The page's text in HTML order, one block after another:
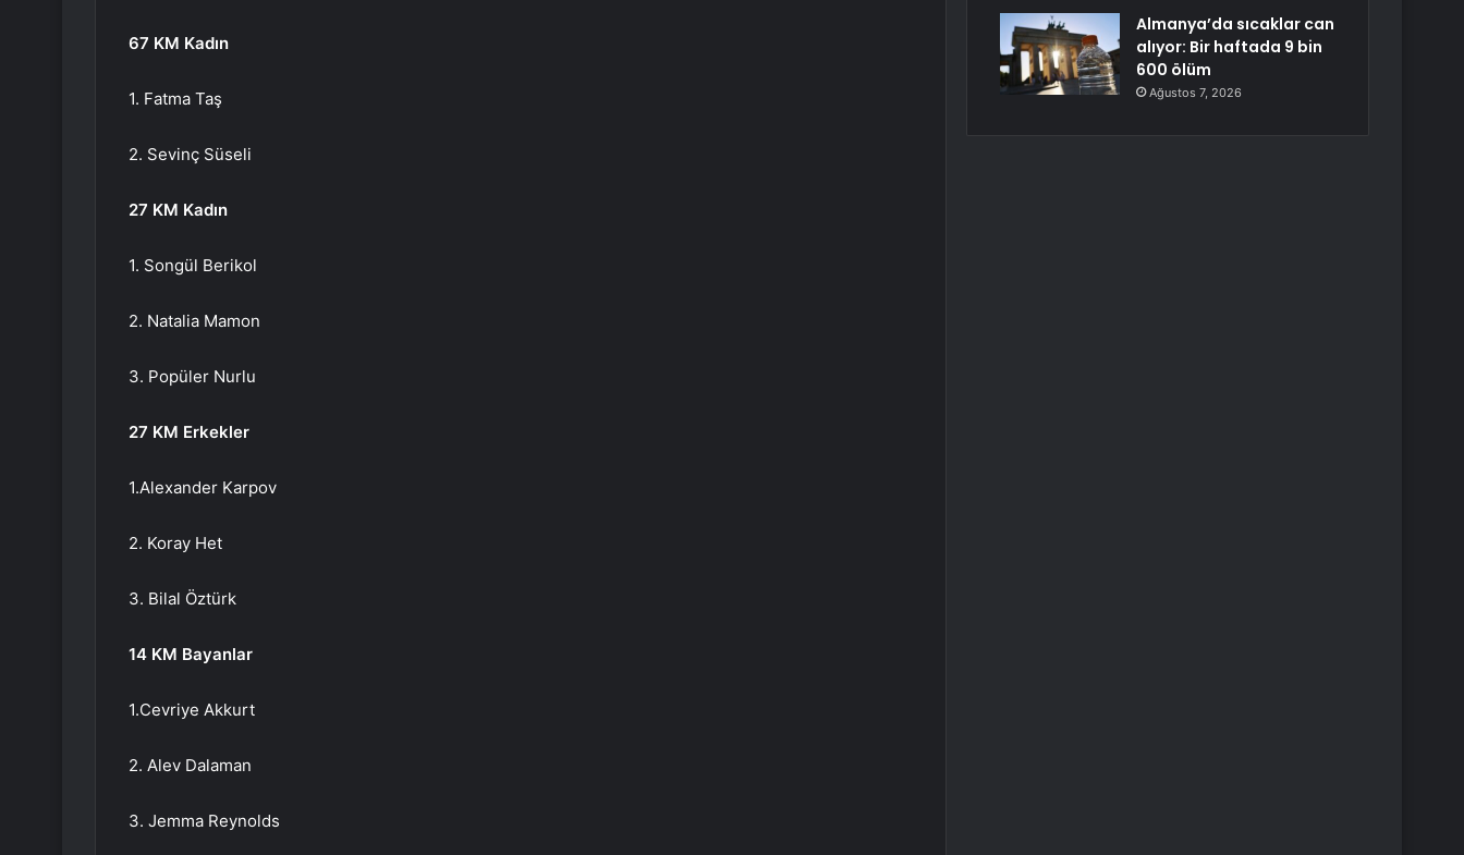
67 KM Kadın
1. Fatma Taş
2. Sevinç Süseli
27 KM Kadın
1. Songül Berikol
2. Natalia Mamon
3. Popüler Nurlu
27 KM Erkekler
1.Alexander Karpov
2. Koray Het
3. Bilal Öztürk
14 KM Bayanlar
1.Cevriye Akkurt
2. Alev Dalaman
3. Jemma Reynolds
Almanya’da sıcaklar can
alıyor: Bir haftada 9 bin
600 ölüm
Ağustos 7, 2026